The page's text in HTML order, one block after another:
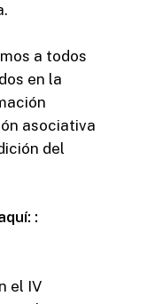
a todos
en la
asociativa
del
:
el IV